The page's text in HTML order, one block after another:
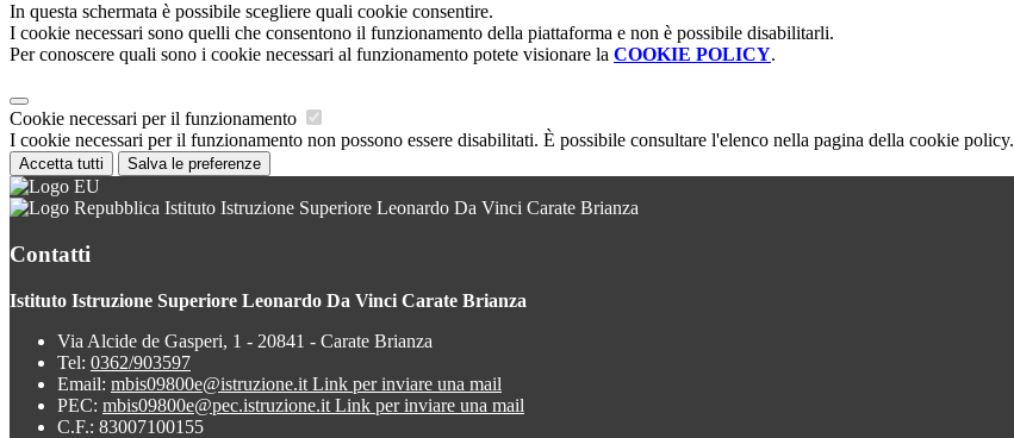
In questa schermata è possibile scegliere quali cookie consentire.
I cookie necessari sono quelli che consentono il funzionamento della piattaforma e non è possibile disabilitarli.
Per conoscere quali sono i cookie necessari al funzionamento potete visionare la COOKIE POLICY.
Cookie necessari per il funzionamento
I cookie necessari per il funzionamento non possono essere disabilitati. È possibile consultare l'elenco nella pagina della cookie policy.
Accetta tutti Salva le preferenze
Istituto Istruzione Superiore Leonardo Da Vinci Carate Brianza
Contatti
Istituto Istruzione Superiore Leonardo Da Vinci Carate Brianza
Via Alcide de Gasperi, 1 - 20841 - Carate Brianza
Tel: 0362/903597
Email: mbis09800e@istruzione.it Link per inviare una mail
PEC: mbis09800e@pec.istruzione.it Link per inviare una mail
C.F.: 83007100155